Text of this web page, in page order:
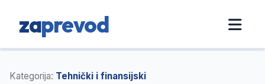
zaprevod
Kategorija: Tehnički i finansijski